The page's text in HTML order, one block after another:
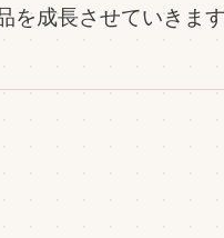
成長させていきます